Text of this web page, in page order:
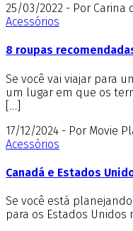
25/03/2022 - Por Carina
Acessórios
8 roupas
Se você vai viajar para
um lugar em que os
[…]
17/12/2024 - Por Movie
Acessórios
Canadá e Estados
Se você está
para os Estados Unidos